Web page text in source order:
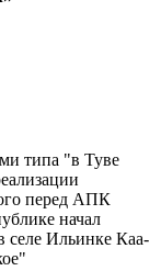
типа "в Туве
перед АПК
начал
селе Ильинке Каа-